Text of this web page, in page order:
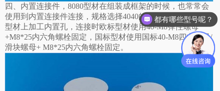
四、内置连接件，8080型材在组装成框架的时候，也常常会
使用到内置连接件连接，规格选择4040的，连接前需要先在
型材上加工内置孔，连接时欧标型材使用40-M8弹性螺母
+M8*25内六角螺栓固定，国标型材使用国标40-M8四方螺母/
滑块螺母+ M8*25内六角螺栓固定。
都有哪些型号呢？